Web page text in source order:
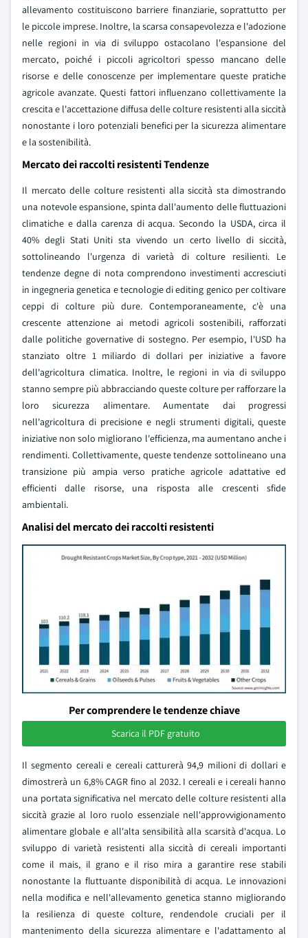
allevamento costituiscono barriere finanziarie, soprattutto per
le piccole imprese. Inoltre, la scarsa consapevolezza e l'adozione
nelle regioni in via di sviluppo ostacolano l'espansione del
mercato, poiché i piccoli agricoltori spesso mancano delle
risorse e delle conoscenze per implementare queste pratiche
agricole avanzate. Questi fattori influenzano collettivamente la
crescita e l'accettazione diffusa delle colture resistenti alla siccità
nonostante i loro potenziali benefici per la sicurezza alimentare
e la sostenibilità.
Mercato dei raccolti resistenti Tendenze
Il mercato delle colture resistenti alla siccità sta dimostrando
una notevole espansione, spinta dall'aumento delle fluttuazioni
climatiche e dalla carenza di acqua. Secondo la USDA, circa il
40% degli Stati Uniti sta vivendo un certo livello di siccità,
sottolineando l'urgenza di varietà di colture resilienti. Le
tendenze degne di nota comprendono investimenti accresciuti
in ingegneria genetica e tecnologie di editing genico per coltivare
ceppi di colture più dure. Contemporaneamente, c'è una
crescente attenzione ai metodi agricoli sostenibili, rafforzati
dalle politiche governative di sostegno. Per esempio, l'USD ha
stanziato oltre 1 miliardo di dollari per iniziative a favore
dell'agricoltura climatica. Inoltre, le regioni in via di sviluppo
stanno sempre più abbracciando queste colture per rafforzare la
loro sicurezza alimentare. Aumentate dai progressi
nell'agricoltura di precisione e negli strumenti digitali, queste
iniziative non solo migliorano l'efficienza, ma aumentano anche i
rendimenti. Collettivamente, queste tendenze sottolineano una
transizione più ampia verso pratiche agricole adattative ed
efficienti dalle risorse, una risposta alle crescenti sfide
ambientali.
Analisi del mercato dei raccolti resistenti
Per comprendere le tendenze chiave
Scarica il PDF gratuito
Il segmento cereali e cereali catturerà 94,9 milioni di dollari e
dimostrerà un 6,8% CAGR fino al 2032. I cereali e i cereali hanno
una portata significativa nel mercato delle colture resistenti alla
siccità grazie al loro ruolo essenziale nell'approvvigionamento
alimentare globale e all'alta sensibilità alla scarsità d'acqua. Lo
sviluppo di varietà resistenti alla siccità di cereali importanti
come il mais, il grano e il riso mira a garantire rese stabili
nonostante la fluttuante disponibilità di acqua. Le innovazioni
nella modifica e nell'allevamento genetica stanno migliorando
la resilienza di queste colture, rendendole cruciali per il
mantenimento della sicurezza alimentare e l'adattamento al